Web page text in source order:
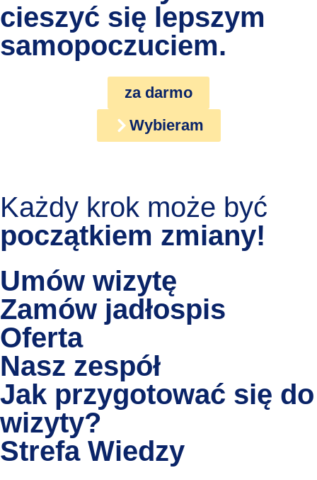
cieszyć się lepszym
samopoczuciem.
za darmo
Wybieram
Każdy krok może być
początkiem zmiany!
Umów wizytę
Zamów jadłospis
Oferta
Nasz zespół
Jak przygotować się do
wizyty?
Strefa Wiedzy